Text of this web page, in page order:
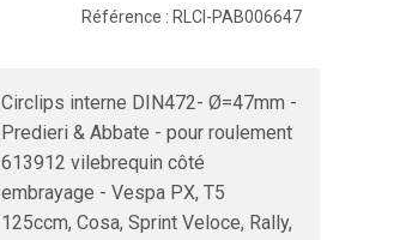
Référence : RLCI-PAB006647
Circlips interne DIN472- Ø=47mm -
Predieri & Abbate - pour roulement
613912 vilebrequin côté
embrayage - Vespa PX, T5
125ccm, Cosa, Sprint Veloce, Rally,